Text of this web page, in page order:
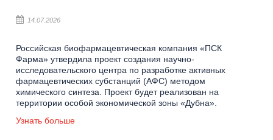
14.07.2026
Российская биофармацевтическая компания «ПСК
Фарма» утвердила проект создания научно-
исследовательского центра по разработке активных
фармацевтических субстанций (АФС) методом
химического синтеза. Проект будет реализован на
территории особой экономической зоны «Дубна».
Узнать больше